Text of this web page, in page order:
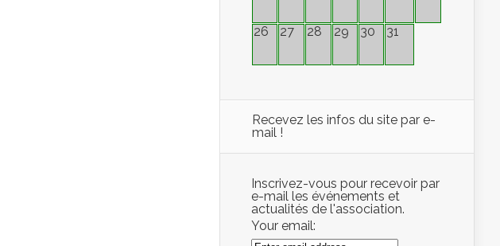
26 27 28 29 30 31
Recevez les infos du site par e-
mail !
Inscrivez-vous pour recevoir par
e-mail les événements et
actualités de l'association.
Your email: